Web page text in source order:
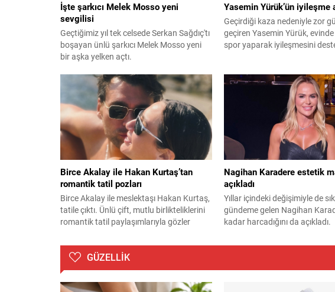
İşte şarkıcı Melek Mosso yeni
sevgilisi
Geçtiğimiz yıl tek celsede Serkan Sağdıç'tı
boşayan ünlü şarkıcı Melek Mosso yeni
bir aşka yelken açtı.
Yasemin Yürük’ün iyileşme
Geçirdiği kaza nedeniyle zor
geçiren Yasemin Yürük,
spor yaparak iyileşmesini
Birce Akalay ile Hakan Kurtaş’tan
romantik tatil pozları
Birce Akalay ile meslektaşı Hakan Kurtaş,
tatile çıktı. Ünlü çift, mutlu birlikteliklerini
romantik tatil paylaşımlarıyla gözler
Nagihan Karadere estetik
açıkladı
Yıllar içindeki değişimiyle de sık
gündeme gelen Nagihan
kadar harcadığını da açıkladı.
GÜZELLİK